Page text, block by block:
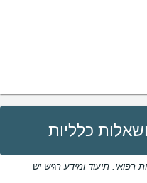
כלליות
רפואי. תיעוד ומידע רגיש יש